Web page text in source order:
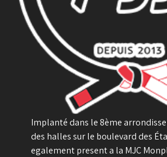
Implanté dans le 8ème
des halles sur le boulevard des
egalement present a la MJC